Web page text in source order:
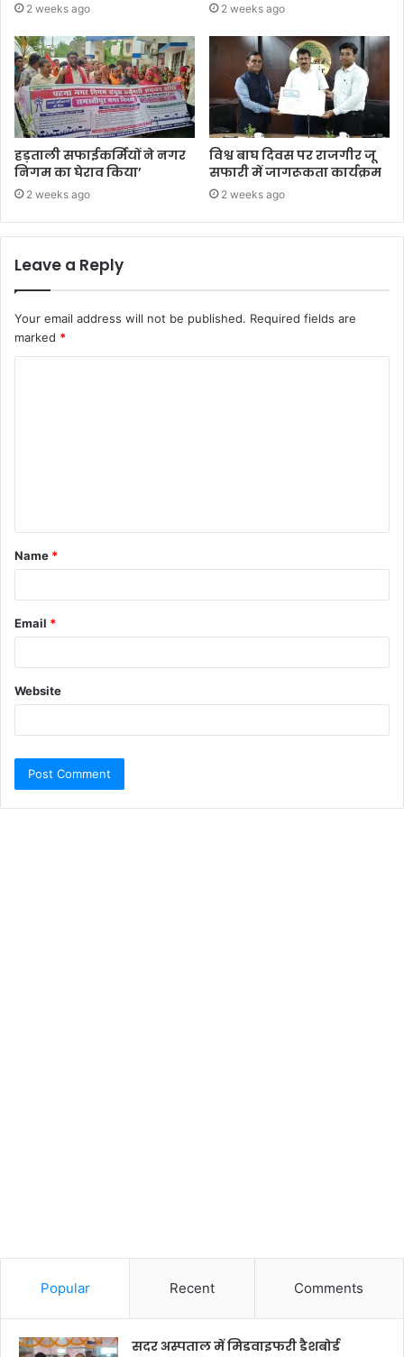
2 weeks ago 2 weeks ago
हड़ताली सफाईकर्मियों ने नगर
निगम का घेराव किया’
2 weeks ago
विश्व बाघ दिवस पर राजगीर जू
सफारी में जागरूकता कार्यक्रम
2 weeks ago
Leave a Reply
Your email address will not be published. Required fields are
marked *
Name *
Email *
Website
Popular Recent Comments
सदर अस्पताल में मिडवाइफरी डैशबोर्ड